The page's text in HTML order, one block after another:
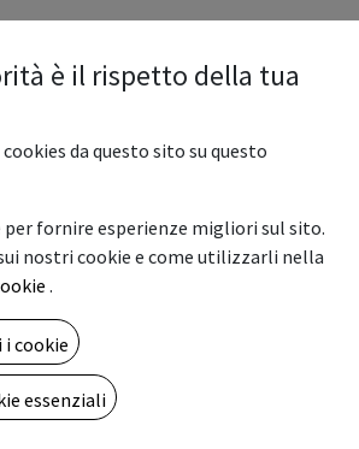
Bizhub C251i
da 500 fogli SRA3-A6, bypass da 150
CPU QuadCore 1.8GHz, RAM 8GB,
con le funzioni di sistema); interfaccia
100Base-TX/10Base-T, porta USB
di stampa EmperonTM con
PostScript 3, XPS, OpenOffice,
Panel reclinabile con LCD touch da
è il rispetto della tua
da questo sito su questo
fornire esperienze migliori sul sito.
nostri cookie e come utilizzarli nella
.
cookie
essenziali